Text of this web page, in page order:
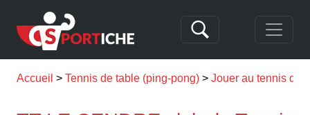
Accueil Tennis de table (ping-pong) Jouer au tennis de